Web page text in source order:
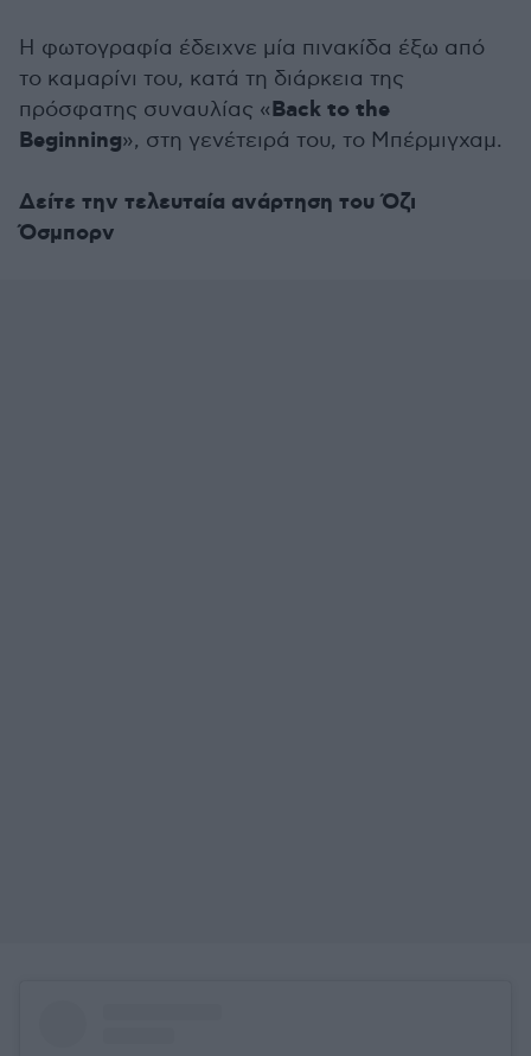
Η φωτογραφία έδειχνε μία πινακίδα έξω από
το καμαρίνι του, κατά τη διάρκεια της
πρόσφατης συναυλίας «Back to the
Beginning», στη γενέτειρά του, το Μπέρμιγχαμ.
Δείτε την τελευταία ανάρτηση του Όζι
Όσμπορν